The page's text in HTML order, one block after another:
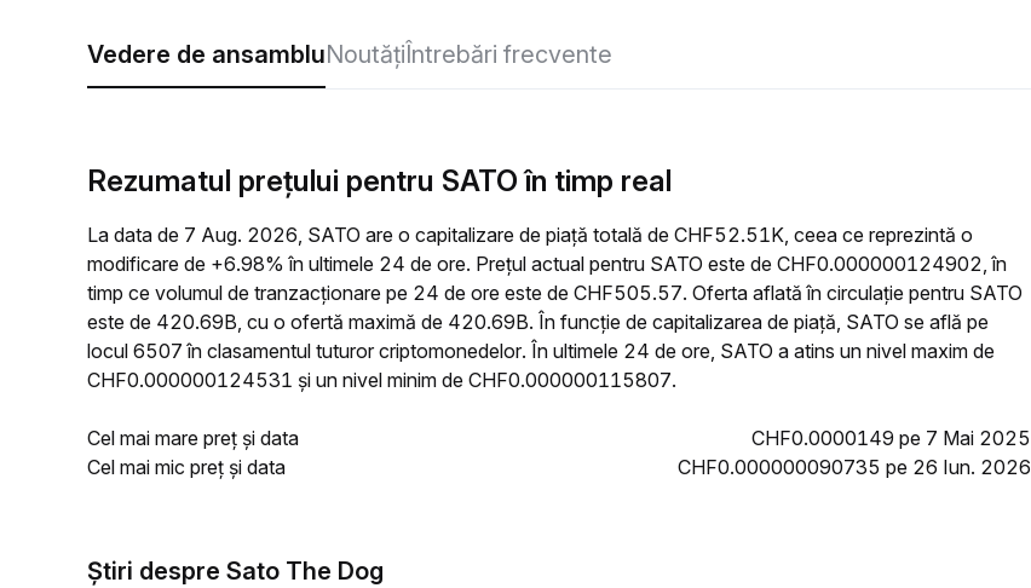
Vedere de ansambluNoutățiÎntrebări frecvente
Rezumatul prețului pentru SATO în timp real
La data de 7 Aug. 2026, SATO are o capitalizare de piață totală de CHF52.51K, ceea ce reprezintă o
modificare de +6.98% în ultimele 24 de ore. Prețul actual pentru SATO este de CHF0.000000124902, în
timp ce volumul de tranzacționare pe 24 de ore este de CHF505.57. Oferta aflată în circulație pentru SATO
este de 420.69B, cu o ofertă maximă de 420.69B. În funcție de capitalizarea de piață, SATO se află pe
locul 6507 în clasamentul tuturor criptomonedelor. În ultimele 24 de ore, SATO a atins un nivel maxim de
CHF0.000000124531 și un nivel minim de CHF0.000000115807.
Cel mai mare preț și data
CHF0.0000149 pe 7 Mai 2025
Cel mai mic preț și data
CHF0.000000090735 pe 26 Iun. 2026
Știri despre Sato The Dog